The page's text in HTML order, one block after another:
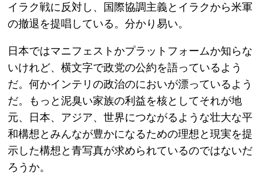
イラク戦に反対し、国際協調主義とイラクから米軍
の撤退を提唱している。分かり易い。
日本ではマニフェストかプラットフォームか知らな
いけれど、横文字で政党の公約を語っているよう
だ。何かインテリの政治のにおいが漂っているよう
だ。もっと泥臭い家族の利益を核としてそれが地
元、日本、アジア、世界につながるような壮大な平
和構想とみんなが豊かになるための理想と現実を提
示した構想と青写真が求められているのではないだ
ろうか。